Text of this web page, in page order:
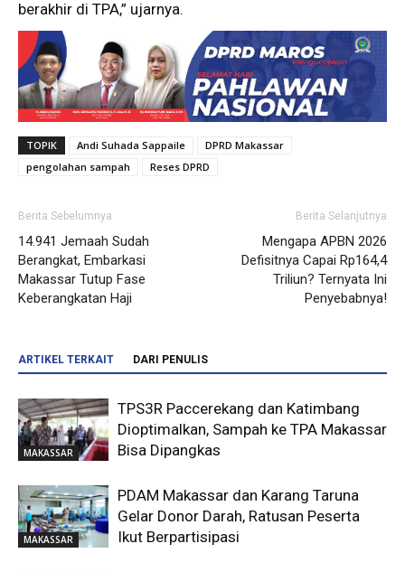
berakhir di TPA,” ujarnya.
TOPIK Andi Suhada Sappaile
DPRD Makassar
pengolahan sampah
Reses DPRD
Berita Sebelumnya
14.941 Jemaah Sudah
Berangkat, Embarkasi
Makassar Tutup Fase
Keberangkatan Haji
Berita Selanjutnya
Mengapa APBN 2026
Defisitnya Capai Rp164,4
Triliun? Ternyata Ini
Penyebabnya!
ARTIKEL TERKAIT DARI PENULIS
MAKASSAR
TPS3R Paccerekang dan Katimbang
Dioptimalkan, Sampah ke TPA Makassar
Bisa Dipangkas
MAKASSAR
PDAM Makassar dan Karang Taruna
Gelar Donor Darah, Ratusan Peserta
Ikut Berpartisipasi